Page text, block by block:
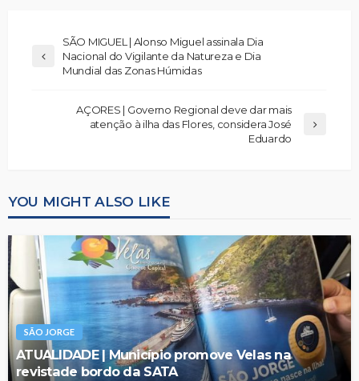
SÃO MIGUEL | Alonso Miguel assinala Dia
Nacional do Vigilante da Natureza e Dia
Mundial das Zonas Húmidas
AÇORES | Governo Regional deve dar mais
atenção à ilha das Flores, considera José
Eduardo
YOU MIGHT ALSO LIKE
SÃO JORGE
ATUALIDADE | Município promove Velas na
revistade bordo da SATA